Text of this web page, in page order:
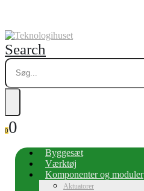
Search
00
Byggesæt
Værktøj
Komponenter og moduler
Aktuatorer